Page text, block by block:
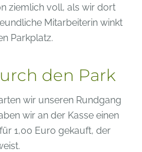
ziemlich voll, als wir dort
Mitarbeiterin winkt
Parkplatz.
den Park
wir unseren Rundgang
wir an der Kasse einen
1,00 Euro gekauft, der